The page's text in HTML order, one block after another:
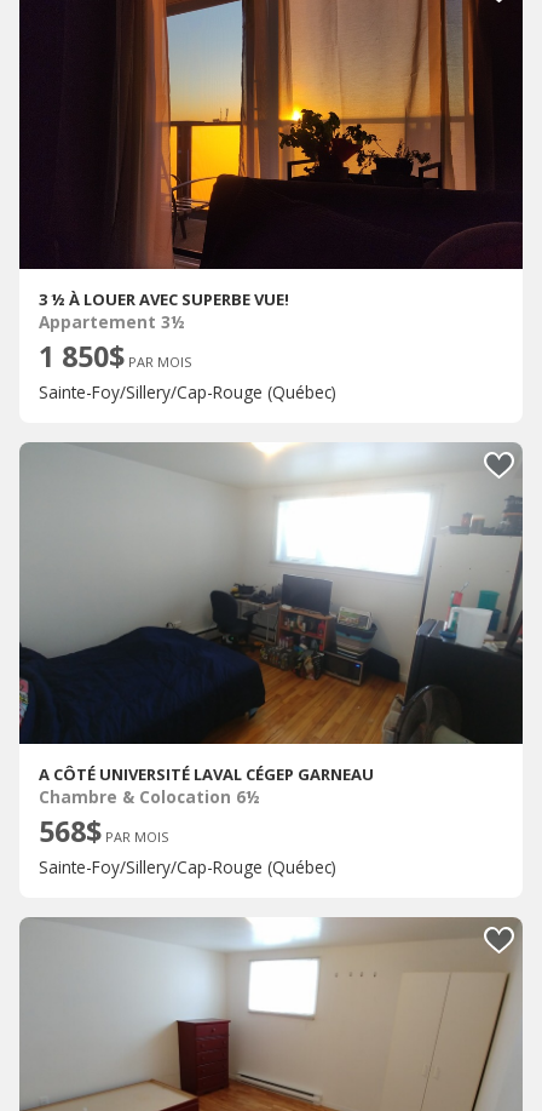
3 ½ À LOUER AVEC SUPERBE VUE!
Appartement 3½
1 850$ PAR MOIS
Sainte-Foy/Sillery/Cap-Rouge (Québec)
A CÔTÉ UNIVERSITÉ LAVAL CÉGEP GARNEAU
Chambre & Colocation 6½
568$ PAR MOIS
Sainte-Foy/Sillery/Cap-Rouge (Québec)